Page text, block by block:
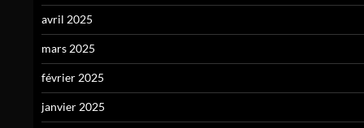
avril 2025
mars 2025
février 2025
janvier 2025